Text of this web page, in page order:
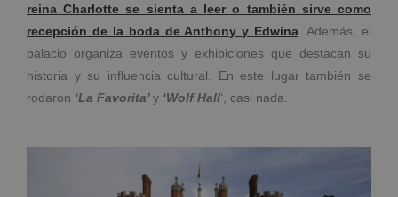
reina Charlotte se sienta a leer o también sirve como
recepción de la boda de Anthony y Edwina . Además, el
palacio organiza eventos y exhibiciones que destacan su
historia y su influencia cultural. En este lugar también se
rodaron ‘La Favorita’y ‘Wolf Hall‘, casi nada.